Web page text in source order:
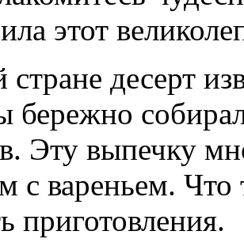
этот
десерт
бережно
Эту выпечку
с вареньем. Что
приготовления.